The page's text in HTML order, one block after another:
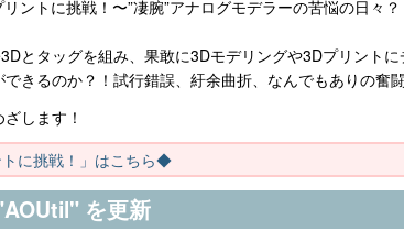
トに挑戦！〜”凄腕”アナログモデラーの苦悩の日々？
とタッグを組み、果敢に3Dモデリングや3Dプリント
きるのか？！試行錯誤、紆余曲折、なんでもありの奮闘
します！
に挑戦！」はこちら◆
を更新